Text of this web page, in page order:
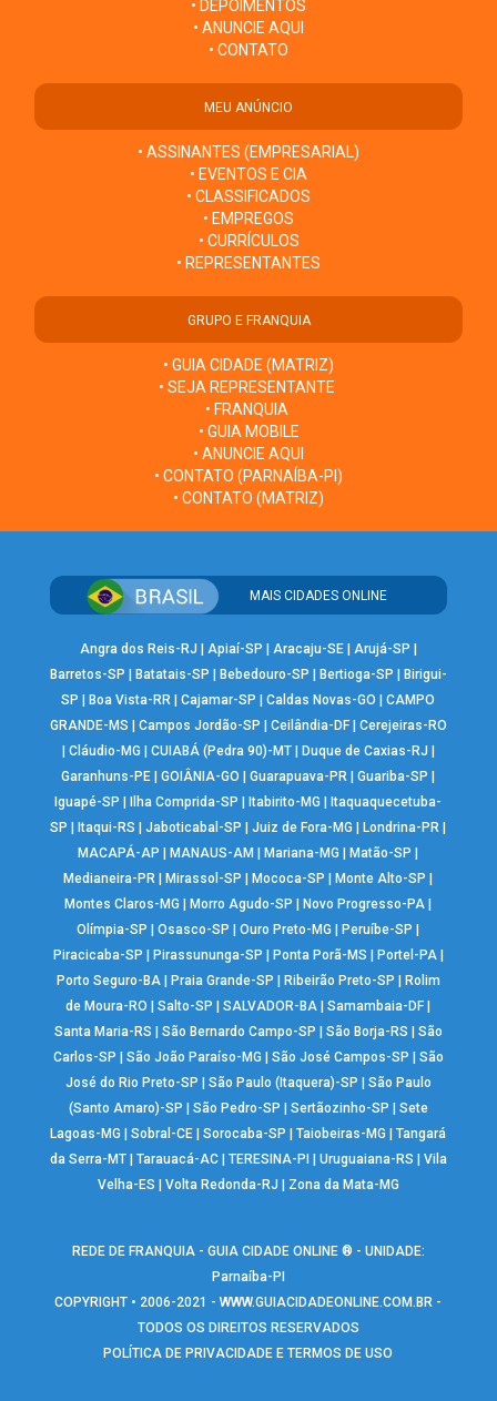
• DEPOIMENTOS
• ANUNCIE AQUI
• CONTATO
MEU ANÚNCIO
• ASSINANTES (EMPRESARIAL)
• EVENTOS E CIA
• CLASSIFICADOS
• EMPREGOS
• CURRÍCULOS
• REPRESENTANTES
GRUPO E FRANQUIA
• GUIA CIDADE (MATRIZ)
• SEJA REPRESENTANTE
• FRANQUIA
• GUIA MOBILE
• ANUNCIE AQUI
• CONTATO (PARNAÍBA-PI)
• CONTATO (MATRIZ)
MAIS CIDADES ONLINE
Angra dos Reis-RJ Apiaí-SP Aracaju-SE| Arujá-SP
Barretos-SP
Batatais-SP Bebedouro-SP Bertioga-SP
Birigui-
SP
Boa Vista-RR |Cajamar-SP |Caldas Novas-GO |CAMPO
GRANDE-MS
Campos Jordão-SP Ceilândia-DF| Cerejeiras-RO
Cláudio-MG CUIABÁ (Pedra 90)-MT| Duque de Caxias-RJ
Garanhuns-PE |GOIÂNIA-GO |Guarapuava-PR |Guariba-SP
Iguapé-SP
Ilha Comprida-SP Itabirito-MG
Itaquaquecetuba-
SP
Itaqui-RS |Jaboticabal-SP |Juiz de Fora-MG Londrina-PR
MACAPÁ-AP
MANAUS-AM Mariana-MG Matão-SP
Medianeira-PR
Mirassol-SP Mococa-SP Monte Alto-SP
Montes Claros-MG
Morro Agudo-SP Novo Progresso-PA
Olímpia-SP
|Osasco-SP |Ouro Preto-MG Peruíbe-SP
Piracicaba-SP
Pirassununga-SP Ponta Porã-MS Portel-PA|
Porto Seguro-BA| Praia Grande-SP Ribeirão Preto-SP
Rolim
de Moura-RO
|Salto-SP |SALVADOR-BA |Samambaia-DF
Santa Maria-RS
São Bernardo Campo-SP São Borja-RS
São
Carlos-SP
São João Paraíso-MG São José Campos-SP
São
José do Rio Preto-SP
São Paulo (Itaquera)-SP
São Paulo
(Santo Amaro)-SP
São Pedro-SP Sertãozinho-SP
Sete
Lagoas-MG
|Sobral-CE |Sorocaba-SP |Taiobeiras-MG |Tangará
da Serra-MT| Tarauacá-AC| TERESINA-PI Uruguaiana-RS
Vila
Velha-ES
Volta Redonda-RJ Zona da Mata-MG
REDE DE FRANQUIA - GUIA CIDADE ONLINE ® - UNIDADE:
Parnaíba-PI
COPYRIGHT • 2006-2021 -WWW.GUIACIDADEONLINE.COM.BR -
TODOS OS DIREITOS RESERVADOS
POLÍTICA DE PRIVACIDADE E TERMOS DE USO